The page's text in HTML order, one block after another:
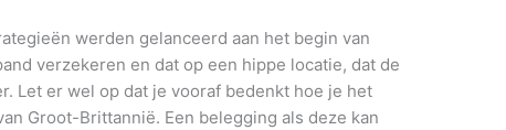
werden gelanceerd aan het begin van
verzekeren en dat op een hippe locatie, dat de
Let er wel op dat je vooraf bedenkt hoe je het
Groot-Brittannië. Een belegging als deze kan